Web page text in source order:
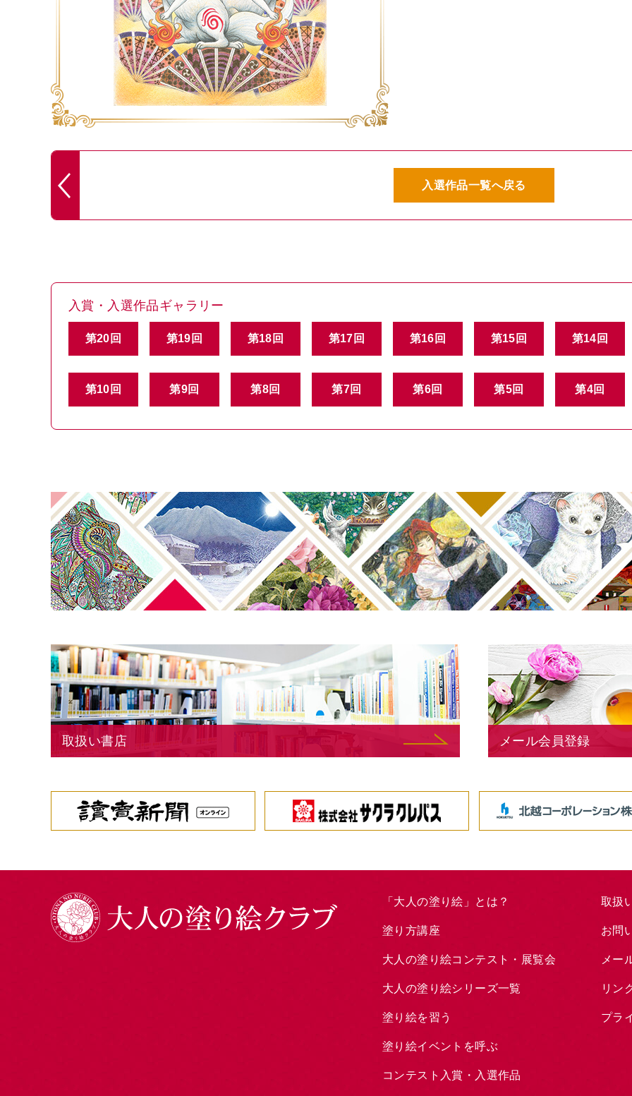
入選作品一覧へ戻る
入賞・入選作品ギャラリー
第20回 第19回 第18回 第17回 第16回 第15回 第14回
第10回 第9回 第8回 第7回 第6回 第5回 第4回
取扱い書店 メール会員登録
「大人の塗り絵」とは？
塗り方講座
大人の塗り絵コンテスト・展覧会
大人の塗り絵シリーズ一覧
塗り絵を習う
塗り絵イベントを呼ぶ
コンテスト入賞・入選作品
取扱
お問
メー
リン
プラ